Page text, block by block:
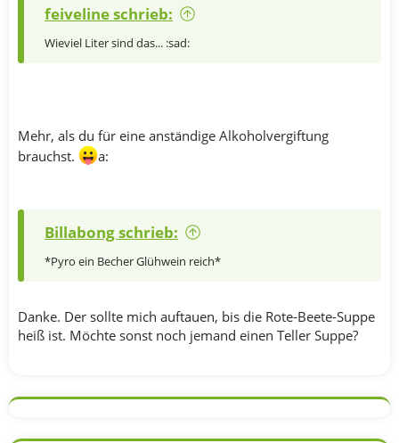
feiveline schrieb:
Wieviel Liter sind das... :sad:
Mehr, als du für eine anständige Alkoholvergiftung
brauchst.
a:
Billabong schrieb:
*Pyro ein Becher Glühwein reich*
Danke. Der sollte mich auftauen, bis die Rote-Beete-Suppe
heiß ist. Möchte sonst noch jemand einen Teller Suppe?